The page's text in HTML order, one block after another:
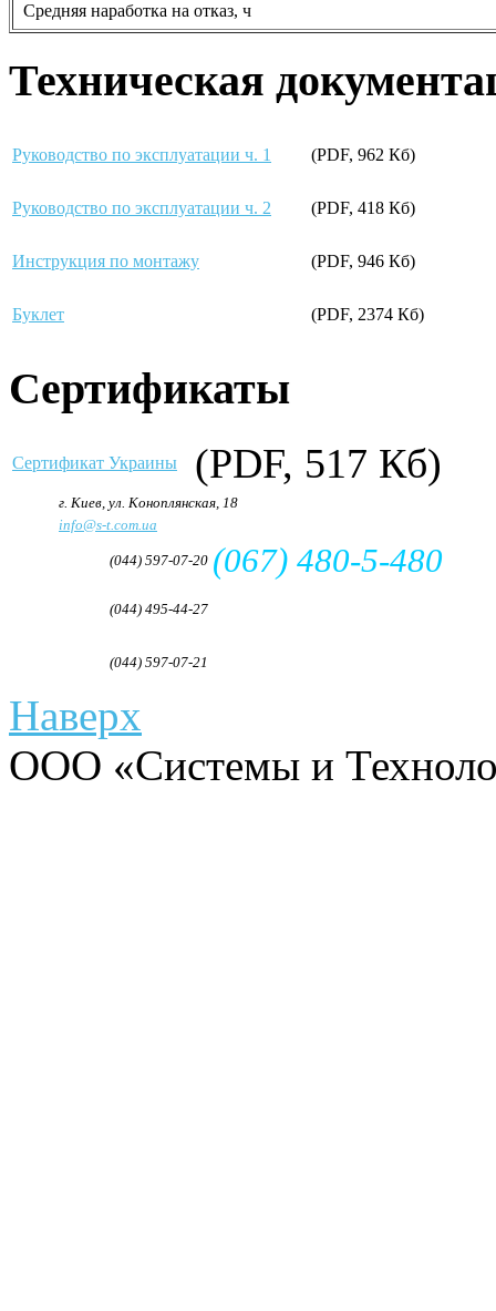
Средняя наработка на отказ, ч
Техническая
Руководство по эксплуатации ч. 1 (PDF, 962 Кб)
Руководство по эксплуатации ч. 2 (PDF, 418 Кб)
Инструкция по монтажу (PDF, 946 Кб)
Буклет (PDF, 2374 Кб)
Сертификаты
Сертификат Украины (PDF, 517 Кб)
г. Киев, ул. Коноплянская, 18
info@s-t.com.ua
(044) 597-07-20 (067) 480-5-480
(044) 495-44-27
(044) 597-07-21
Наверх
ООО «Системы и